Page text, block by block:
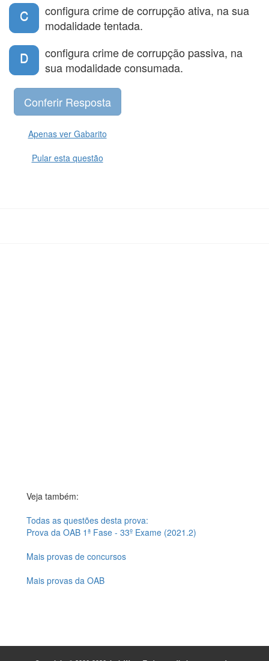
C
configura crime de corrupção ativa, na sua
modalidade tentada.
D
configura crime de corrupção passiva, na
sua modalidade consumada.
Apenas ver Gabarito
Pular esta questão
Veja também:
Todas as questões desta prova:
Prova da OAB 1ª Fase - 33º Exame (2021.2)
Mais provas de concursos
Mais provas da OAB